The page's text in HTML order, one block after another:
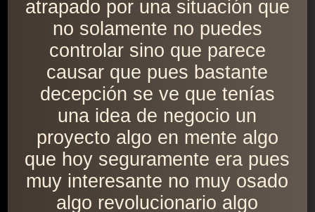
atrapado por una situación que
no solamente no puedes
controlar sino que parece
causar que pues bastante
decepción se ve que tenías
una idea de negocio un
proyecto algo en mente algo
que hoy seguramente era pues
muy interesante no muy osado
algo revolucionario algo